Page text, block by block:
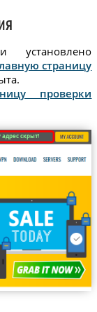
установлено
страницу
проверки
скрыт!